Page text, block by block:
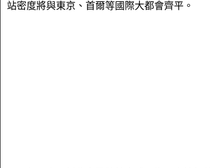
站密度將與東京、首爾等國際大都會齊平。